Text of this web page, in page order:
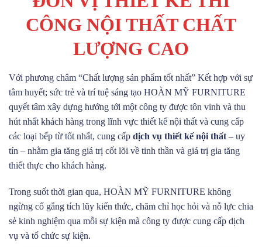
CÔNG NỘI THẤT CHẤT
LƯỢNG CAO
Với phương châm “Chất lượng sản phẩm tốt nhất” Kết hợp với sự
tâm huyết; sức trẻ và trí tuệ sáng tạo HOÀN MỸ FURNITURE
quyết tâm xây dựng hướng tới một công ty được tôn vinh và thu
hút nhất khách hàng trong lĩnh vực thiết kế nội thất và cung cấp
các loại bếp từ tốt nhất, cung cấp dịch vụ thiết kế nội thất – uy
tín – nhằm gia tăng giá trị cốt lõi về tinh thần và giá trị gia tăng
thiết thực cho khách hàng.
Trong suốt thời gian qua, HOÀN MỸ FURNITURE không
ngừng cố gắng tích lũy kiến thức, chăm chỉ học hỏi và nỗ lực chia
sẻ kinh nghiệm qua mỗi sự kiện mà công ty được cung cấp dịch
vụ và tổ chức sự kiện.